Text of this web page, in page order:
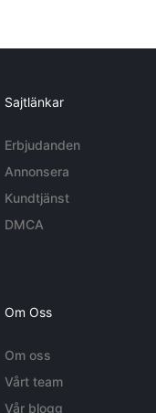
Sajtlänkar
Erbjudanden
Annonsera
Kundtjänst
DMCA
Om Oss
Om oss
Vårt team
Vår blogg